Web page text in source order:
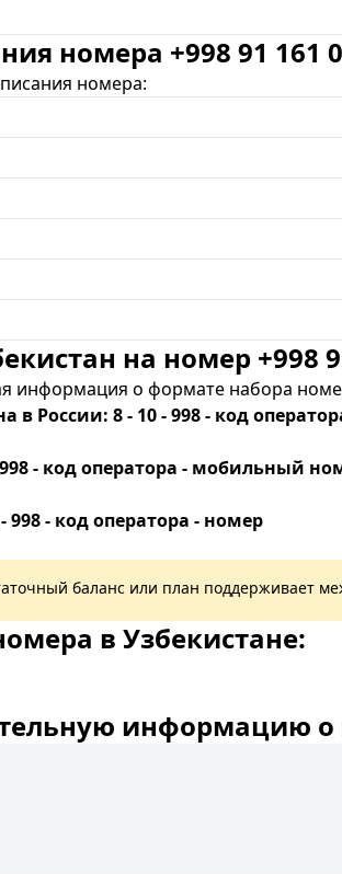
номера +998 91 161
номера:
на номер +998
информация о формате набора
в России: 8 - 10 - 998 - код
- код оператора - мобильный
- код оператора - номер
баланс или план поддерживает
в Узбекистане:
информацию о